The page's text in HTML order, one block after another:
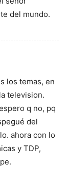
del mundo.
los temas, en
television.
q no, pq
del
ahora con lo
y TDP,